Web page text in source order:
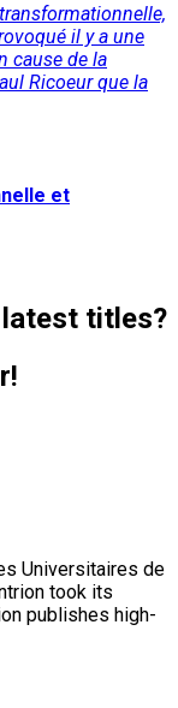
il y a une
cause de la
Ricoeur que la
et
titles?
Universitaires de
took its
publishes high-